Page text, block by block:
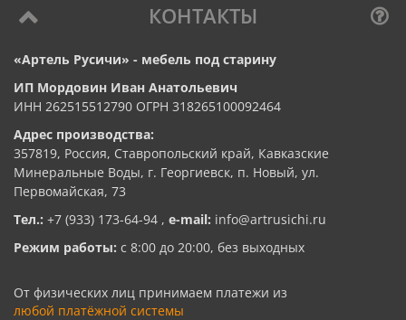
КОНТАКТЫ
«Артель Русичи» - мебель под старину
ИП Мордовин Иван Анатольевич
ИНН 262515512790 ОГРН 318265100092464
Адрес производства:
357819, Россия, Ставропольский край, Кавказские
Минеральные Воды, г. Георгиевск, п. Новый, ул.
Первомайская, 73
Тел.: +7 (933) 173-64-94 , e-mail: info@artrusichi.ru
Режим работы: с 8:00 до 20:00, без выходных
От физических лиц принимаем платежи из
любой платёжной системы